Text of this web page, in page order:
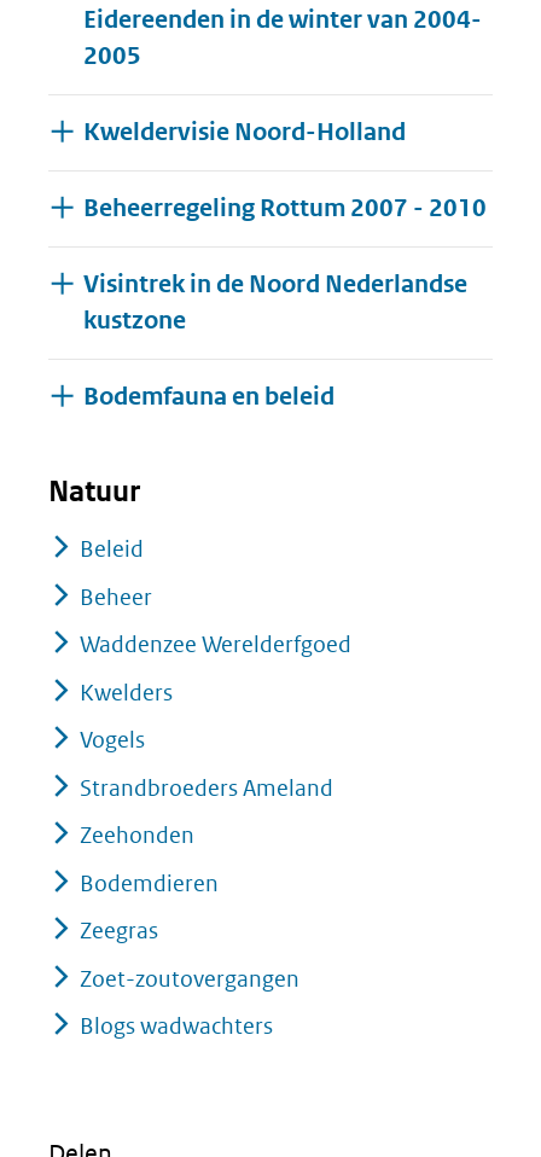
Eidereenden in de winter van 2004-
2005
Kweldervisie Noord-Holland
Beheerregeling Rottum 2007 - 2010
Visintrek in de Noord Nederlandse
kustzone
Bodemfauna en beleidUitklappen
Natuur
Beleid
Beheer
Waddenzee Werelderfgoed
Kwelders
Vogels
Strandbroeders Ameland
Zeehonden
Bodemdieren
Zeegras
Zoet-zoutovergangen
Blogs wadwachters